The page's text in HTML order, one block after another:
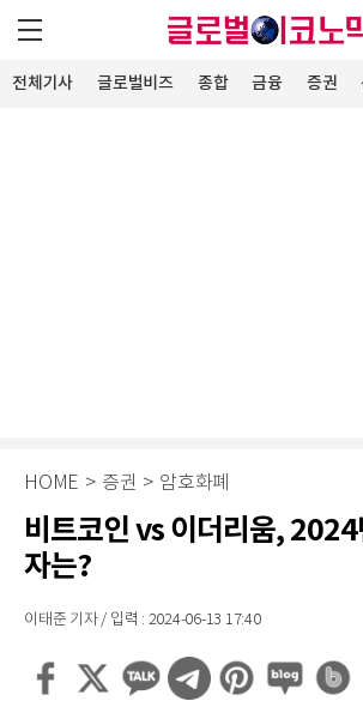
전체기사 글로벌비즈 종합 금융 증권
HOME > 증권 > 암호화폐
비트코인 vs 이더리움,
자는?
이태준 기자 / 입력 : 2024-06-13 17:40